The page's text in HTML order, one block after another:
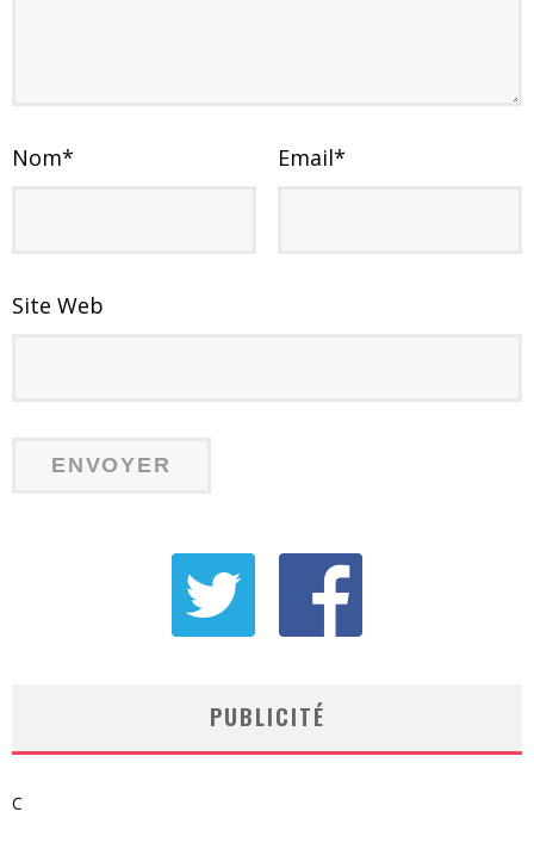
Nom* Email*
Site Web
PUBLICITÉ
C